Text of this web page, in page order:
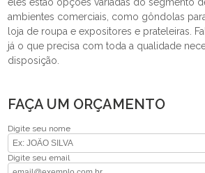
ambientes comerciais, como gôndolas
loja de roupa e expositores e prateleiras.
já o que precisa com toda a qualidade
disposição.
FAÇA UM ORÇAMENTO
Digite seu nome
Digite seu email